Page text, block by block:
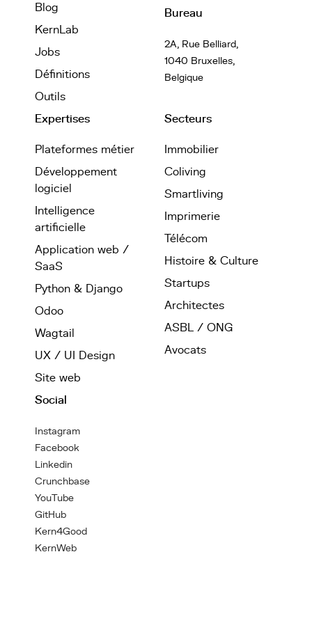
Blog
KernLab
Jobs
Définitions
Outils
Bureau
2A, Rue Belliard,
1040 Bruxelles,
Belgique
Expertises
Plateformes métier
Développement
logiciel
Intelligence
artificielle
Application web /
SaaS
Python & Django
Odoo
Wagtail
UX / UI Design
Site web
Secteurs
Immobilier
Coliving
Smartliving
Imprimerie
Télécom
Histoire & Culture
Startups
Architectes
ASBL / ONG
Avocats
Social
Instagram
Facebook
Linkedin
Crunchbase
YouTube
GitHub
Kern4Good
KernWeb